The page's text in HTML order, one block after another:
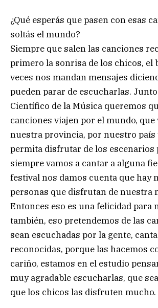
¿Qué esperás que pasen con esas
soltás el mundo?
Siempre que salen las canciones
primero la sonrisa de los chicos, el
veces nos mandan mensajes
pueden parar de escucharlas.
Científico de la Música queremos
canciones viajen por el mundo, que
nuestra provincia, por nuestro país
permita disfrutar de los escenarios
siempre vamos a cantar a alguna
festival nos damos cuenta que hay
personas que disfrutan de nuestra
Entonces eso es una felicidad para
también, eso pretendemos de las
sean escuchadas por la gente,
reconocidas, porque las hacemos
cariño, estamos en el estudio
muy agradable escucharlas, que
que los chicos las disfruten mucho.